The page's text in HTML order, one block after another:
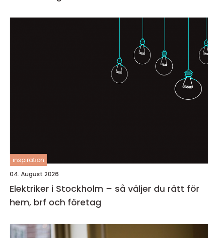
inspiration
04. August 2026
Elektriker i Stockholm – så väljer du rätt för
hem, brf och företag